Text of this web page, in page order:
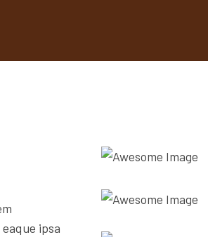
ipsa